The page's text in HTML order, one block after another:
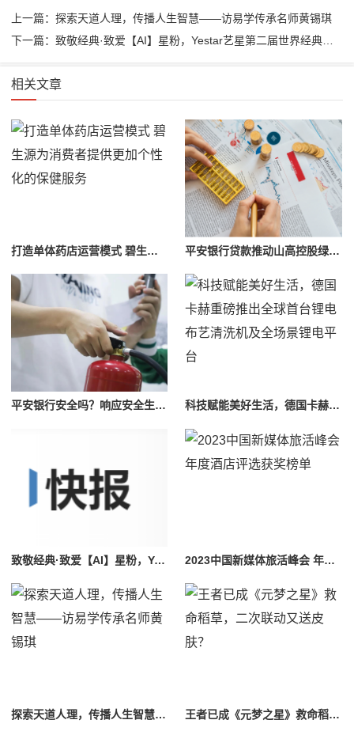
上一篇：探索天道人理，传播人生智慧——访易学传承名师黄锡琪
相关文章
打造单体药店运营模式 碧生源为消费者提供更加个性化的保健服务 平安银行贷款推动山高控股绿色发展，银团成功落地
平安银行安全吗？响应安全生产月主题活动为安全加码 科技赋能美好生活，德国卡赫重磅推出全球首台锂电布艺清洗机及全场景锂电平台
致敬经典·致爱【AI】星粉，Yestar艺星第二届世界经典音乐会隆重举办！ 2023中国新媒体旅活峰会 年度酒店评选获奖榜单
探索天道人理，传播人生智慧——访易学传承名师黄锡琪 王者已成《元梦之星》救命稻草，二次联动又送皮肤？